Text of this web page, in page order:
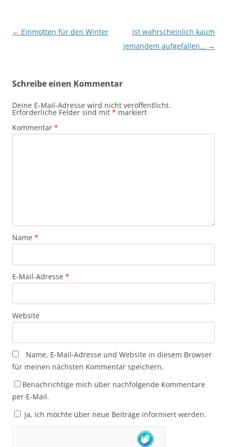
Beitragsnavigation
← Einmotten für den Winter
Ist wahrscheinlich kaum
jemandem aufgefallen… →
Schreibe einen Kommentar
Deine E-Mail-Adresse wird nicht veröffentlicht.
Erforderliche Felder sind mit * markiert
Kommentar *
Name *
E-Mail-Adresse *
Website
Name, E-Mail-Adresse und Website in diesem Browser
für meinen nächsten Kommentar speichern.
Benachrichtige mich über nachfolgende Kommentare
per E-Mail.
Ja, ich möchte über neue Beiträge informiert werden.